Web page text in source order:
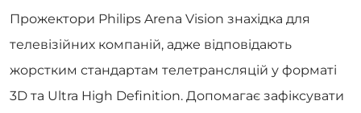
Прожектори Philips Arena Vision знахідка для
телевізійних компаній, адже відповідають
жорстким стандартам телетрансляцій у форматі
3D та Ultra High Definition. Допомагає зафіксувати